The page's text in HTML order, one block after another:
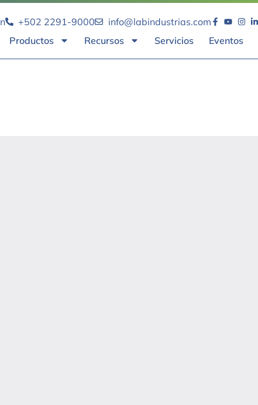
+502 2291-9000
info@labindustrias.com
Productos Recursos Servicios Eventos